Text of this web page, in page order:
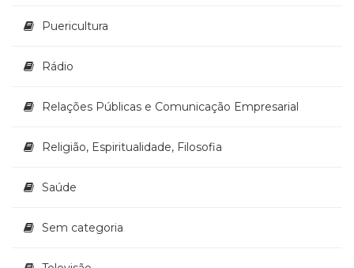
Puericultura
Rádio
Relações Públicas e Comunicação Empresarial
Religião, Espiritualidade, Filosofia
Saúde
Sem categoria